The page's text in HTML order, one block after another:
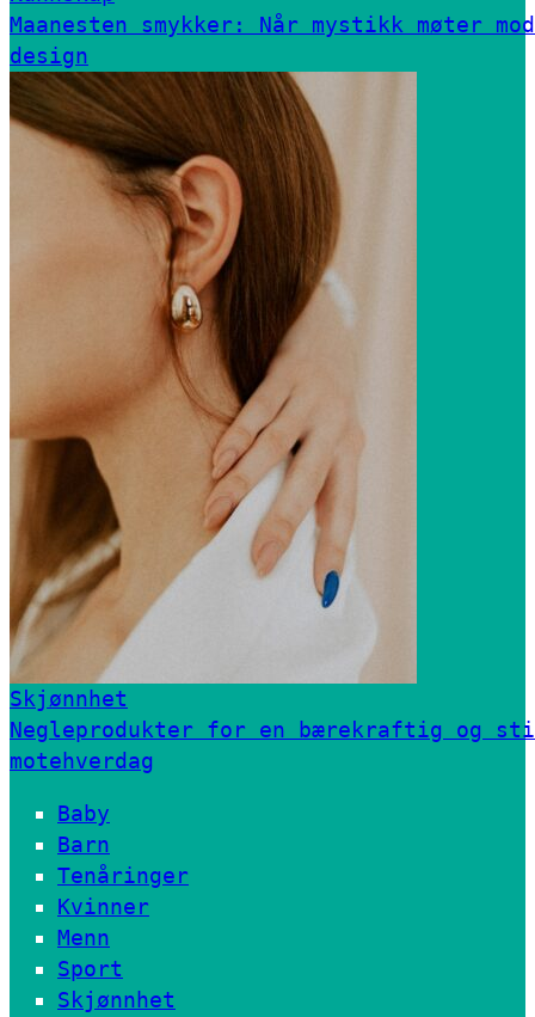
Maanesten smykker: Når mystikk møter
design
Skjønnhet
Negleprodukter for en bærekraftig og
motehverdag
Baby
Barn
Tenåringer
Kvinner
Menn
Sport
Skjønnhet